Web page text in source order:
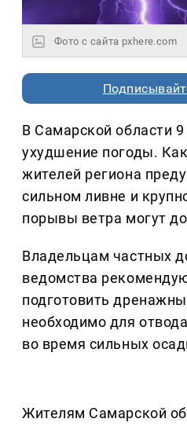
Фото с сайта pxhere.com
В Самарской области
ухудшение погоды.
жителей региона
сильном ливне и
порывы ветра могут
Владельцам частных
ведомства
подготовить
необходимо для
во время сильных
Жителям Самарской